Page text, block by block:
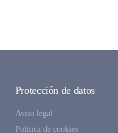
Protección de datos
Aviso legal
Política de cookies